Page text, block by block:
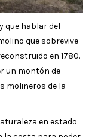
que hablar del
que sobrevive
en 1780.
un montón de
molineros de la
en estado